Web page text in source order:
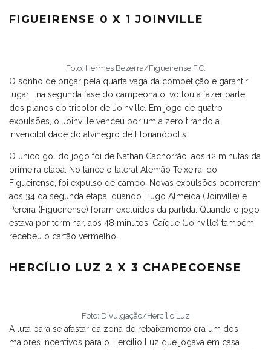
FIGUEIRENSE 0 X 1 JOINVILLE
Foto: Hermes Bezerra/Figueirense F.C.
O sonho de brigar pela quarta vaga da competição e garantir
lugar na segunda fase do campeonato, voltou a fazer parte
dos planos do tricolor de Joinville. Em jogo de quatro
expulsões, o Joinville venceu por um a zero tirando a
invencibilidade do alvinegro de Florianópolis.
O único gol do jogo foi de Nathan Cachorrão, aos 12 minutas da
primeira etapa. No lance o lateral Alemão Teixeira, do
Figueirense, foi expulso de campo. Novas expulsões ocorreram
aos 34 da segunda etapa, quando Hugo Almeida (Joinville) e
Pereira (Figueirense) foram excluídos da partida. Quando o jogo
estava por terminar, aos 48 minutos, Caíque (Joinville) também
recebeu o cartão vermelho.
HERCÍLIO LUZ 2 X 3 CHAPECOENSE
Foto: Divulgação/Hercílio Luz
A luta para se afastar da zona de rebaixamento era um dos
maiores incentivos para o Hercílio Luz que jogava em casa